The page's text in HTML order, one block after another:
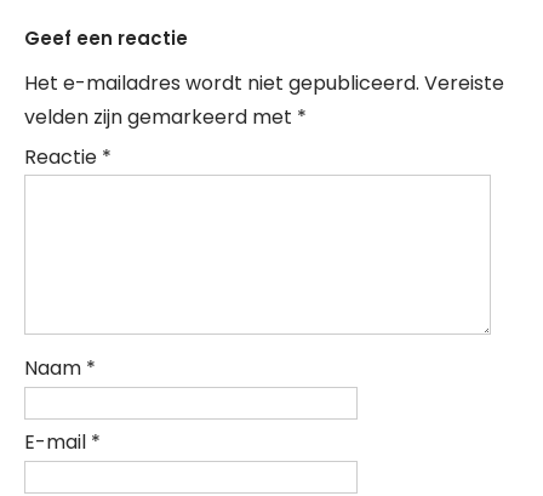
Geef een reactie
Het e-mailadres wordt niet gepubliceerd. Vereiste
velden zijn gemarkeerd met *
Reactie *
Naam *
E-mail *